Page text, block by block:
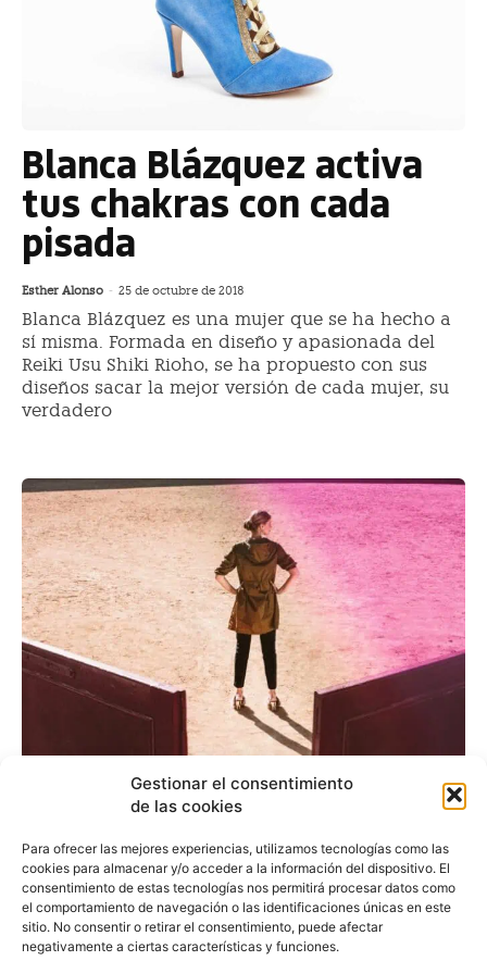
Gestionar el consentimiento
de las cookies
Para ofrecer las mejores experiencias, utilizamos tecnologías como las
cookies para almacenar y/o acceder a la información del dispositivo. El
consentimiento de estas tecnologías nos permitirá procesar datos como
el comportamiento de navegación o las identificaciones únicas en este
sitio. No consentir o retirar el consentimiento, puede afectar
negativamente a ciertas características y funciones.
Blanca Blázquez activa
tus chakras con cada
pisada
Esther Alonso - 25 de octubre de 2018
Blanca Blázquez es una mujer que se ha hecho a
sí misma. Formada en diseño y apasionada del
Reiki Usu Shiki Rioho, se ha propuesto con sus
diseños sacar la mejor versión de cada mujer, su
verdadero
Fuerza en las pisadas en
los nuevos zapatos de
Hannibal Laguna
Redacción - 17 de septiembre de 2017